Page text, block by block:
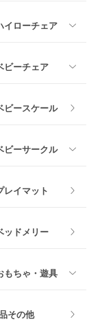
その他
イローチェア
ビーチェア
ェア
ビースケール
ビーサークル
レイマット
ッドメリー
もちゃ・遊具
その他